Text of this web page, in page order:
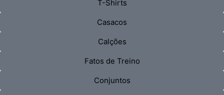
T-Shirts
Casacos
Calções
Fatos de Treino
Conjuntos